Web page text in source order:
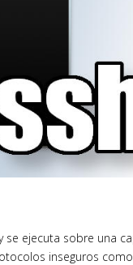
se ejecuta sobre una
inseguros como